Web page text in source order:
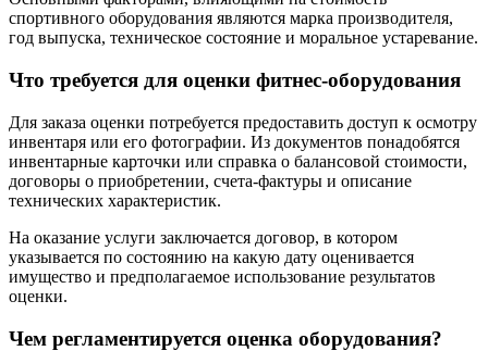
спортивного оборудования являются марка производителя,
год выпуска, техническое состояние и моральное устаревание.
Что требуется для оценки фитнес-оборудования
Для заказа оценки потребуется предоставить доступ к осмотру
инвентаря или его фотографии. Из документов понадобятся
инвентарные карточки или справка о балансовой стоимости,
договоры о приобретении, счета-фактуры и описание
технических характеристик.
На оказание услуги заключается договор, в котором
указывается по состоянию на какую дату оценивается
имущество и предполагаемое использование результатов
оценки.
Чем регламентируется оценка оборудования?